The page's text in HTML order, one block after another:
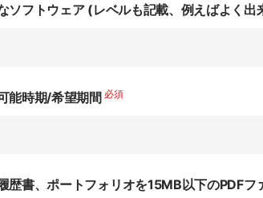
ソフトウェア (レベルも記載、例えばよく出
能時期/希望期間 必須
歴書、ポートフォリオを15MB以下のPDFフ